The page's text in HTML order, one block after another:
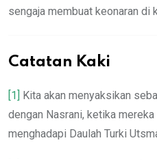
sengaja membuat keonaran di
Catatan Kaki
[1]
Kita akan menyaksikan
dengan Nasrani, ketika
menghadapi Daulah Turki